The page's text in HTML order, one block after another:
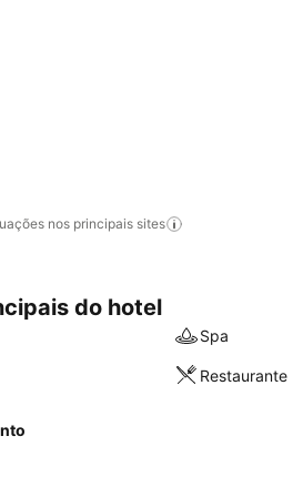
nos principais sites
do hotel
Spa
Restaurante